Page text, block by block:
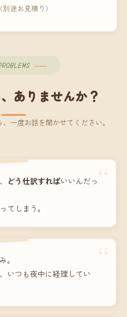
途お見積り）
ありませんか？
一度お話を聞かせてください。
“
どう仕訳すればいいんだっ
てしまう。
“
。
いつも夜中に経理してい